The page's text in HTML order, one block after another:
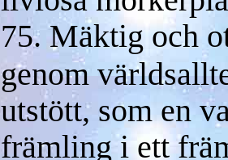
75. Mäktig och
genom
utstött, som en
främling i ett